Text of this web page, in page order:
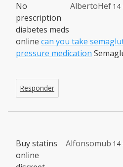
AlbertoHef 14
No
prescription
diabetes meds
online can you take
pressure medication
Responder
Alfonsomub 14
Buy statins
online